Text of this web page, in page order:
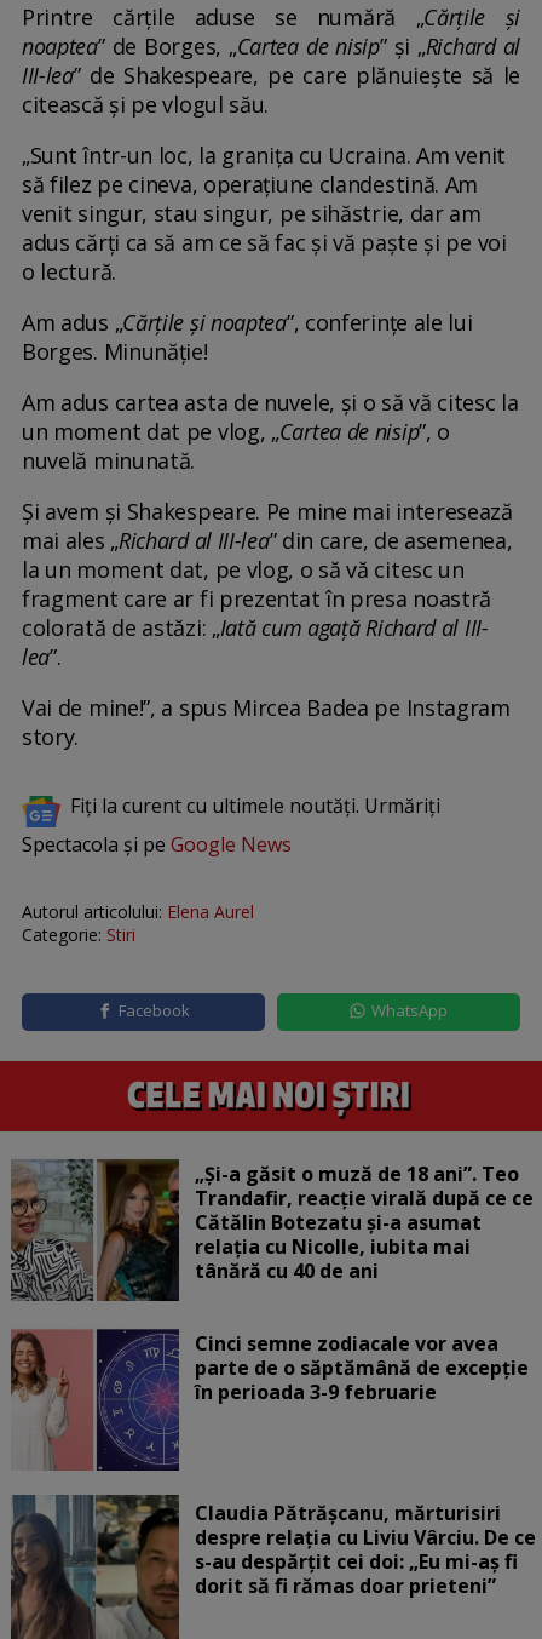
Printre cărțile aduse se numără „Cărțile și
noaptea” de Borges, „Cartea de nisip” și „Richard al
III-lea” de Shakespeare, pe care plănuiește să le
citească și pe vlogul său.
„Sunt într-un loc, la granița cu Ucraina. Am venit
să filez pe cineva, operațiune clandestină. Am
venit singur, stau singur, pe sihăstrie, dar am
adus cărți ca să am ce să fac și vă paște și pe voi
o lectură.
Am adus „Cărțile și noaptea”, conferințe ale lui
Borges. Minunăție!
Am adus cartea asta de nuvele, și o să vă citesc la
un moment dat pe vlog, „Cartea de nisip”, o
nuvelă minunată.
Și avem și Shakespeare. Pe mine mai interesează
mai ales „Richard al III-lea” din care, de asemenea,
la un moment dat, pe vlog, o să vă citesc un
fragment care ar fi prezentat în presa noastră
colorată de astăzi: „Iată cum agață Richard al III-
lea”.
Vai de mine!”, a spus Mircea Badea pe Instagram
story.
Fiți la curent cu ultimele noutăți. Urmăriți
Spectacola și pe Google News
Autorul articolului: Elena Aurel
Categorie: Stiri
Facebook WhatsApp
„Și-a găsit o muză de 18 ani”. Teo
Trandafir, reacție virală după ce ce
Cătălin Botezatu și-a asumat
relația cu Nicolle, iubita mai
tânără cu 40 de ani
Cinci semne zodiacale vor avea
parte de o săptămână de excepție
în perioada 3-9 februarie
Claudia Pătrășcanu, mărturisiri
despre relația cu Liviu Vârciu. De ce
s-au despărțit cei doi: „Eu mi-aș fi
dorit să fi rămas doar prieteni”